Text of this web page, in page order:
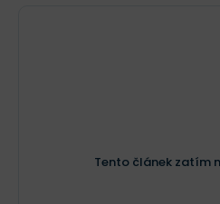
Tento článek zatím